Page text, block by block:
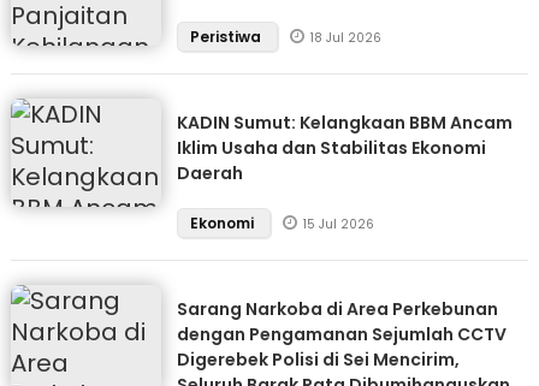
Peristiwa 18 Jul 2026
KADIN Sumut: Kelangkaan BBM Ancam
Iklim Usaha dan Stabilitas Ekonomi
Daerah
Ekonomi 15 Jul 2026
Sarang Narkoba di Area Perkebunan
dengan Pengamanan Sejumlah CCTV
Digerebek Polisi di Sei Mencirim,